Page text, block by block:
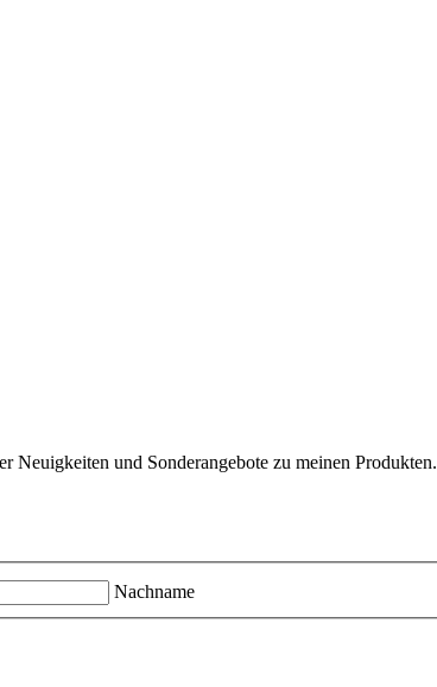
Neuigkeiten und Sonderangebote zu meinen Produkten.
Nachname